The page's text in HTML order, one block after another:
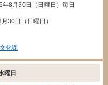
8月30日（日曜日）毎日
30日（日曜日）
化課
曜日